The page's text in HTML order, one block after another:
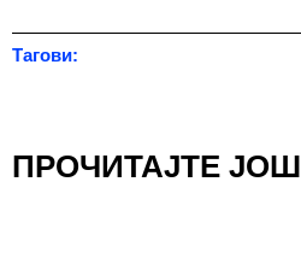
Тагови:
ПРОЧИТАЈТЕ ЈОШ